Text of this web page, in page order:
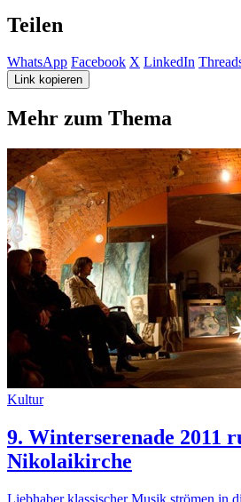
Teilen
WhatsApp Facebook X LinkedIn
Link kopieren
Mehr zum Thema
Kultur
9. Winterserenade 2011
Nikolaikirche
Liebhaber klassischer Musik strömen in